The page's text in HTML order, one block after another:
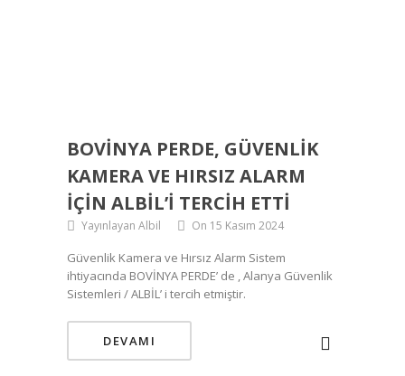
BOVİNYA PERDE, GÜVENLIK
KAMERA VE HIRSIZ ALARM
IÇIN ALBİL’I TERCIH ETTI
Yayınlayan Albil On 15 Kasım 2024
Güvenlik Kamera ve Hırsız Alarm Sistem
ihtiyacında BOVİNYA PERDE’ de , Alanya Güvenlik
Sistemleri / ALBİL’ i tercih etmiştir.
DEVAMI